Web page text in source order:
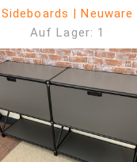
Sideboards | Neuware
Auf Lager: 1